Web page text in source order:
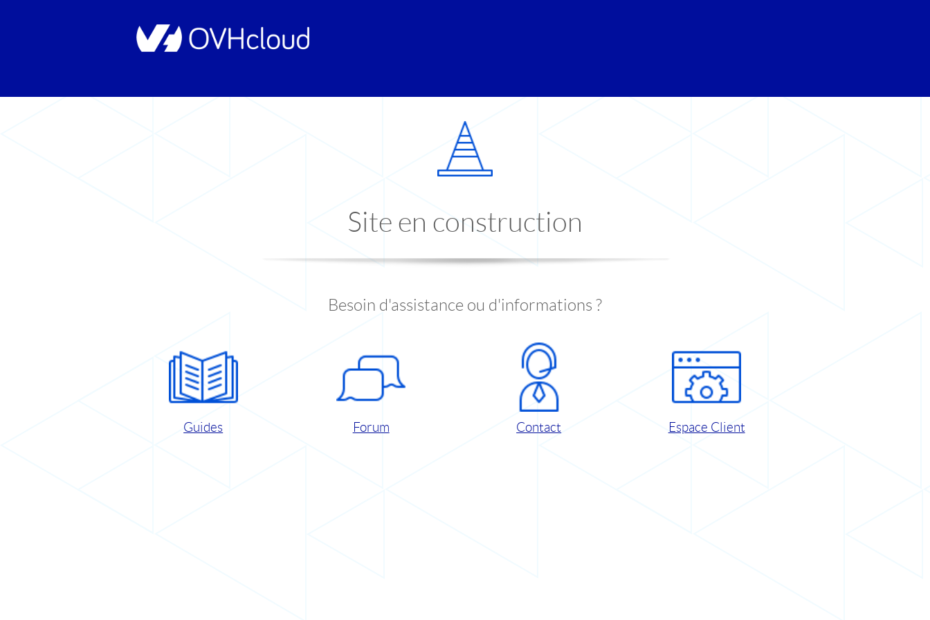
Site en construction
Besoin d'assistance ou d'informations ?
Guides Forum Contact Espace Client